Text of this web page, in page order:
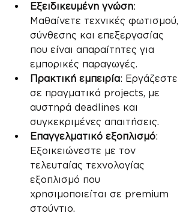
Εξειδικευμένη γνώση:
Μαθαίνετε τεχνικές φωτισμού,
σύνθεσης και επεξεργασίας
που είναι απαραίτητες για
εμπορικές παραγωγές.
Πρακτική εμπειρία: Εργάζεστε
σε πραγματικά projects, με
αυστηρά deadlines και
συγκεκριμένες απαιτήσεις.
Επαγγελματικό εξοπλισμό:
Εξοικειώνεστε με τον
τελευταίας τεχνολογίας
εξοπλισμό που
χρησιμοποιείται σε premium
στούντιο.